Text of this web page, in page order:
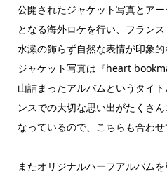
公開されたジャケット写真とア
となる海外ロケを行い、フラン
水瀬の飾らず自然な表情が印象的
ジャケット写真は『heart
山詰まったアルバムというタイ
ンスでの大切な思い出がたくさ
なっているので、こちらも合わせ
またオリジナルハーフアルバム